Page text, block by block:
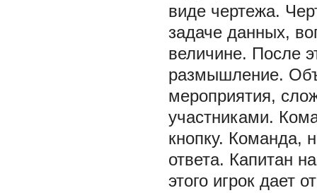
виде чертежа.
задаче данных,
величине. После
размышление.
мероприятия,
участниками.
кнопку. Команда,
ответа. Капитан
этого игрок дает